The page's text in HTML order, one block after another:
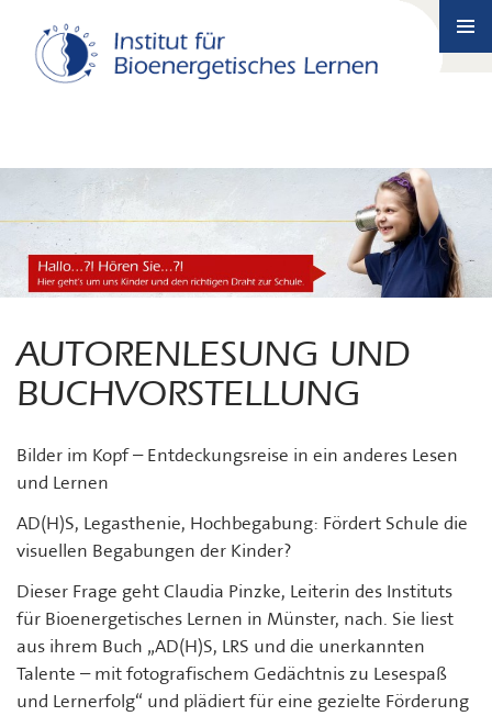
SKIP
TO
CONTENT
TAG ARCHIVES: LESUNG
AUTORENLESUNG UND
BUCHVORSTELLUNG
Bilder im Kopf – Entdeckungsreise in ein anderes Lesen
und Lernen
AD(H)S, Legasthenie, Hochbegabung: Fördert Schule die
visuellen Begabungen der Kinder?
Dieser Frage geht Claudia Pinzke, Leiterin des Instituts
für Bioenergetisches Lernen in Münster, nach. Sie liest
aus ihrem Buch „AD(H)S, LRS und die unerkannten
Talente – mit fotografischem Gedächtnis zu Lesespaß
und Lernerfolg“ und plädiert für eine gezielte Förderung